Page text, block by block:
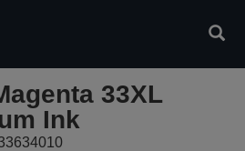
33XL
Ink